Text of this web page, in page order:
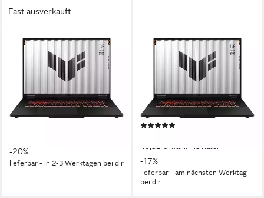
Fast ausverkauft
TUF A18 - 18" WUXGA -
AMD Ryzen 7 260 - GeForce
RTX 5060 Gaming-Notebook
18 Zoll Bildschirmdiagonale
AMD Ryzen™ 7 Prozessor
GeForce RTX™ 5060
Grafikkarte
-20%
lieferbar - in 2-3 Werktagen bei dir
TUF Gaming A16 R7 260 16
1 5050 FA808UH-S8061W
Gaming-Notebook
18 Zoll Bildschirmdiagonale
AMD Ryzen 7 Prozessor
GeForce RTX 5050
40,82 € mtl. in 48 Raten
-17%
lieferbar - am nächsten Werktag
bei dir